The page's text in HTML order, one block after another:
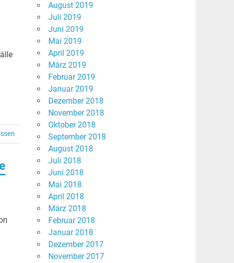
August 2019
Juli 2019
Juni 2019
Mai 2019
April 2019
März 2019
Februar 2019
Januar 2019
Dezember 2018
November 2018
Oktober 2018
September 2018
August 2018
Juli 2018
Juni 2018
Mai 2018
April 2018
März 2018
Februar 2018
Januar 2018
Dezember 2017
November 2017